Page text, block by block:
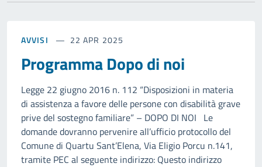
AVVISI 22 APR 2025
Programma Dopo di noi
Legge 22 giugno 2016 n. 112 “Disposizioni in materia
di assistenza a favore delle persone con disabilità grave
prive del sostegno familiare” – DOPO DI NOI Le
domande dovranno pervenire all’ufficio protocollo del
Comune di Quartu Sant’Elena, Via Eligio Porcu n.141,
tramite PEC al seguente indirizzo: Questo indirizzo